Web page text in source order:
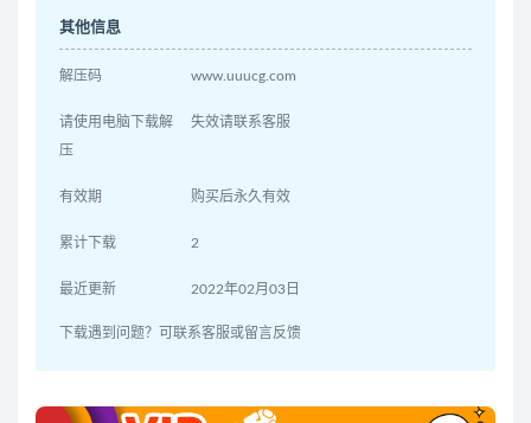
其他信息
解压码 www.uuucg.com
请使用电脑下载解
压
失效请联系客服
有效期 购买后永久有效
累计下载 2
最近更新 2022年02月03日
下载遇到问题？可联系客服或留言反馈